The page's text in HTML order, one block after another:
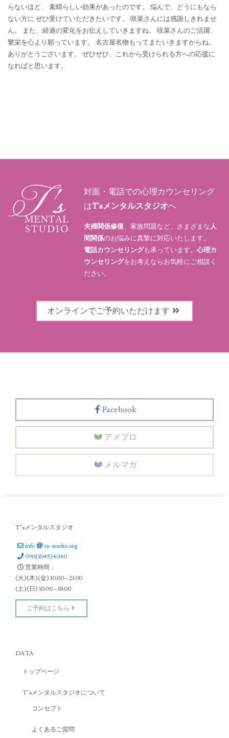
らないほど、 素晴らしい効果があったのです。 悩んで、どうにもなら
ない方に ぜひ受けていただきたいです。 咲菜さんには感謝しきれませ
ん。 また、経過の変化をお伝えしていきますね。 咲菜さんのご活躍、
繁栄を心より願っています。 名古屋名物もってまたいきますからね。
ありがとうございます。 ぜひぜひ、これから受けられる方への応援に
なればと思います。
対面・電話での心理カウンセリング
はT'sメンタルスタジオへ
夫婦関係修復、家族問題など、さまざまな人
間関係のお悩みに真摯に対応いたします。
電話カウンセリングも承っています。心理カ
ウンセリングをお考えならお気軽にご相談く
ださい。
オンラインでご予約いただけます
Facebook
アメブロ
メルマガ
T’sメンタルスタジオ
info
ts-studio.org
090(1045)4040
営業時間：
(火)(木)(金) 10:00 – 21:00
(土)(日) 10:00 – 18:00
ご予約はこちら
DATA
トップページ
T’sメンタルスタジオについて
コンセプト
よくあるご質問